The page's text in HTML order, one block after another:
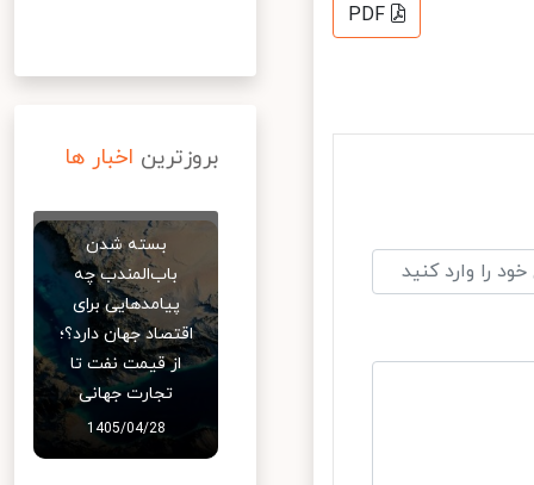
PDF
بروزترین اخبار ها
بسته شدن
باب‌المندب چه
پیامدهایی برای
اقتصاد جهان دارد؟؛
از قیمت نفت تا
تجارت جهانی
1405/04/28